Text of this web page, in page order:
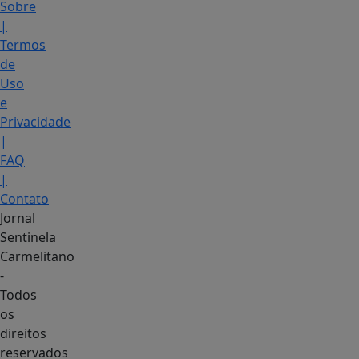
Sobre
|
Termos
de
Uso
e
Privacidade
|
FAQ
|
Contato
Jornal
Sentinela
Carmelitano
-
Todos
os
direitos
reservados